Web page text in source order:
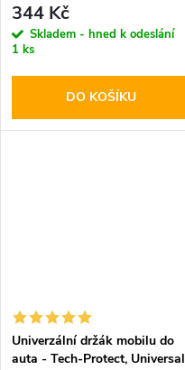
344 Kč
Skladem - hned k odeslání
1 ks
DO KOŠÍKU
Univerzální držák mobilu do
auta - Tech-Protect, Universal